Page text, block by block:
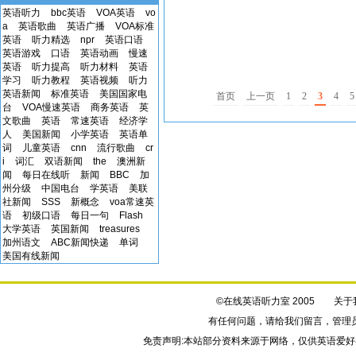
首页 上一页 1 2 3 4 5
英语听力
bbc英语 VOA英语
vo
a
英语歌曲 英语广播
VOA标准
英语
听力精选 npr
英语口语
英语游戏
口语 英语动画
慢速
英语
听力提高 听力材料
英语
学习
听力教程 英语视频
听力
英语新闻
标准英语
美国国家电
台
VOA慢速英语 商务英语
英
文歌曲
英语 常速英语
经济学
人
美国新闻 小学英语
英语单
词
儿童英语 cnn 流行歌曲
cr
i
词汇 双语新闻 the
澳洲新
闻
每日在线听 新闻 BBC
加
州分级
中国电台 学英语
美联
社新闻
SSS 新概念
voa常速英
语
初级口语 每日一句
Flash
大学英语
英国新闻
treasures
加州语文
ABC新闻快递
单词
美国有线新闻
©在线英语听力室 2005 关于
有任何问题，请给我们留言，管理
免责声明:本站部分资料来源于网络，仅供英语爱